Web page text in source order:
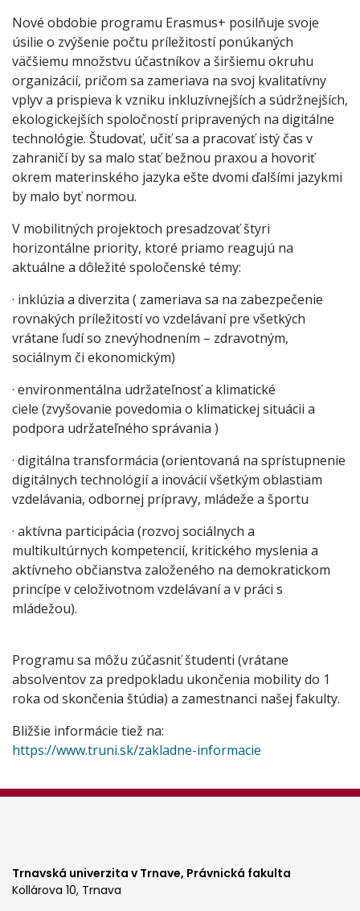
Nové obdobie programu Erasmus+ posilňuje svoje
úsilie o zvýšenie počtu príležitostí ponúkaných
väčšiemu množstvu účastníkov a širšiemu okruhu
organizácií, pričom sa zameriava na svoj kvalitatívny
vplyv a prispieva k vzniku inkluzívnejších a súdržnejších,
ekologickejších spoločností pripravených na digitálne
technológie. Študovať, učiť sa a pracovať istý čas v
zahraničí by sa malo stať bežnou praxou a hovoriť
okrem materinského jazyka ešte dvomi ďalšími jazykmi
by malo byť normou.
V mobilitných projektoch presadzovať štyri
horizontálne priority, ktoré priamo reagujú na
aktuálne a dôležité spoločenské témy:
· inklúzia a diverzita ( zameriava sa na zabezpečenie
rovnakých príležitostí vo vzdelávaní pre všetkých
vrátane ľudí so znevýhodnením – zdravotným,
sociálnym či ekonomickým)
· environmentálna udržateľnosť a klimatické
ciele (zvyšovanie povedomia o klimatickej situácii a
podpora udržateľného správania )
· digitálna transformácia (orientovaná na sprístupnenie
digitálnych technológií a inovácií všetkým oblastiam
vzdelávania, odbornej prípravy, mládeže a športu
· aktívna participácia (rozvoj sociálnych a
multikultúrnych kompetencií, kritického myslenia a
aktívneho občianstva založeného na demokratickom
princípe v celoživotnom vzdelávaní a v práci s
mládežou).
Programu sa môžu zúčasniť študenti (vrátane
absolventov za predpokladu ukončenia mobility do 1
roka od skončenia štúdia) a zamestnanci našej fakulty.
Bližšie informácie tiež na:
https://www.truni.sk/zakladne-informacie
Trnavská univerzita v Trnave, Právnická fakulta
Kollárova 10, Trnava